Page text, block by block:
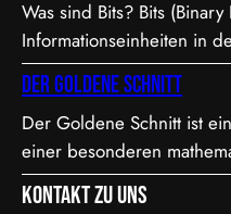
• Dies ist eine intraframe-
4K-Auflösung
Intraframe, was
Was sind Bits? Bits
Informationseinheiten in
entweder den Wert 0
Videoproduktion, speziell
Verarbeitung, spielt die
Rolle. Je höher die Bit-
können über die
Der Goldene Schnitt
Der Goldene Schnitt ist
einer besonderen
und in der Kunst,
Anwendung findet. Diese
Kontakt zu uns